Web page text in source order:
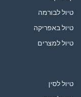
טיול לבורמה
טיול באפריקה
טיול למצרים
טיול לסין